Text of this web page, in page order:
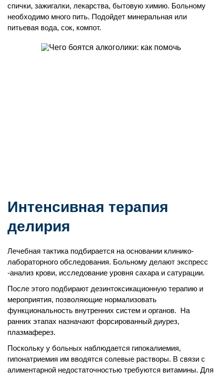
спички, зажигалки, лекарства, бытовую химию. Больному
необходимо много пить. Подойдет минеральная или
питьевая вода, сок, компот.
Интенсивная терапия
делирия
Лечебная тактика подбирается на основании клинико-
лабораторного обследования. Больному делают экспресс
-анализ крови, исследование уровня сахара и сатурации.
После этого подбирают дезинтоксикационную терапию и
мероприятия, позволяющие нормализовать
функциональность внутренних систем и органов. На
ранних этапах назначают форсированный диурез,
плазмаферез.
Поскольку у больных наблюдается гипокалиемия,
гипонатриемия им вводятся солевые растворы. В связи с
алиментарной недостаточностью требуются витамины. Для